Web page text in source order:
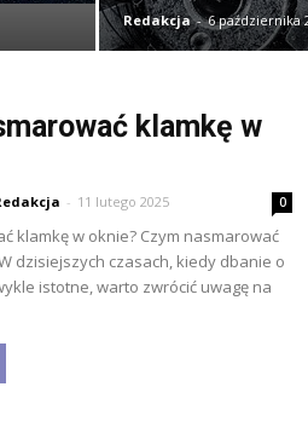
Redakcja - 6 października
klamkę w
- 11 lutego 2025 0
klamkę w oknie? Czym nasmarować
dzisiejszych czasach, kiedy dbanie o
istotne, warto zwrócić uwagę na